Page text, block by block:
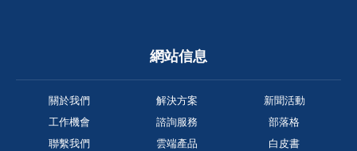
網站信息
關於我們
工作機會
聯繫我們
解決方案
諮詢服務
雲端產品
新聞活動
部落格
白皮書